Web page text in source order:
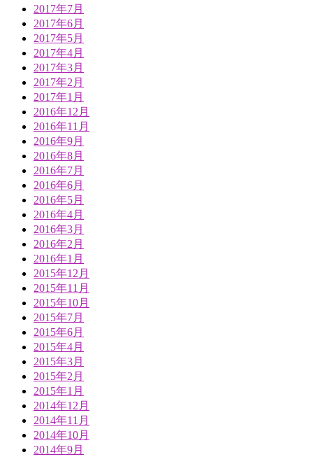
2017年7月
2017年6月
2017年5月
2017年4月
2017年3月
2017年2月
2017年1月
2016年12月
2016年11月
2016年9月
2016年8月
2016年7月
2016年6月
2016年5月
2016年4月
2016年3月
2016年2月
2016年1月
2015年12月
2015年11月
2015年10月
2015年7月
2015年6月
2015年4月
2015年3月
2015年2月
2015年1月
2014年12月
2014年11月
2014年10月
2014年9月